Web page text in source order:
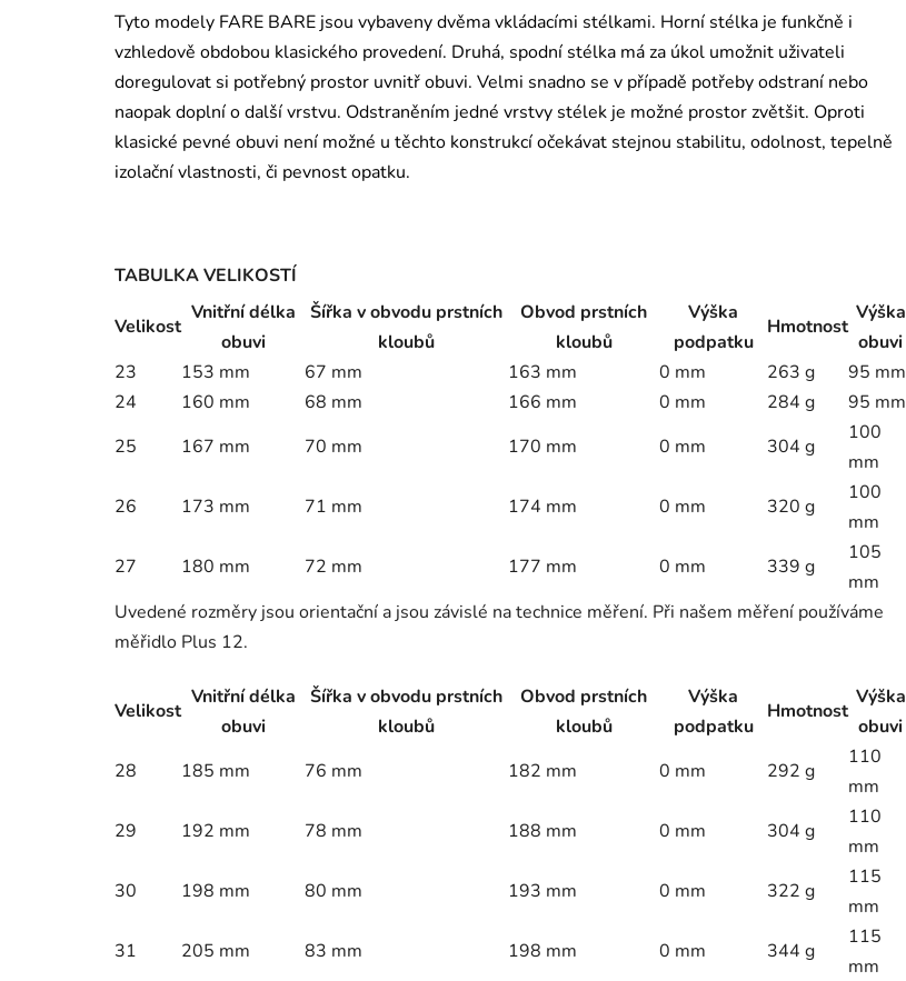
Tyto modely FARE BARE jsou vybaveny dvěma vkládacími stélkami. Horní stélka je funkčně i
vzhledově obdobou klasického provedení. Druhá, spodní stélka má za úkol umožnit uživateli
doregulovat si potřebný prostor uvnitř obuvi. Velmi snadno se v případě potřeby odstraní nebo
naopak doplní o další vrstvu. Odstraněním jedné vrstvy stélek je možné prostor zvětšit. Oproti
klasické pevné obuvi není možné u těchto konstrukcí očekávat stejnou stabilitu, odolnost, tepelně
izolační vlastnosti, či pevnost opatku.
TABULKA VELIKOSTÍ
Velikost
Vnitřní délka
obuvi
Šířka v obvodu prstních
kloubů
Obvod prstních
kloubů
Výška
podpatku
Hmotnost
Výška
obuvi
23
153 mm 67 mm 163 mm 0 mm 263 g
95 mm
24
160 mm 68 mm 166 mm 0 mm 284 g
95 mm
25
167 mm 70 mm 170 mm 0 mm 304 g
100
mm
26
173 mm 71 mm 174 mm 0 mm 320 g
100
mm
27
180 mm 72 mm 177 mm 0 mm 339 g
105
mm
Uvedené rozměry jsou orientační a jsou závislé na technice měření. Při našem měření používáme
měřidlo Plus 12.
Velikost
Vnitřní délka
obuvi
Šířka v obvodu prstních
kloubů
Obvod prstních
kloubů
Výška
podpatku
Hmotnost
Výška
obuvi
28
185 mm 76 mm 182 mm 0 mm 292 g
110
mm
29
192 mm 78 mm 188 mm 0 mm 304 g
110
mm
30
198 mm 80 mm 193 mm 0 mm 322 g
115
mm
31
205 mm 83 mm 198 mm 0 mm 344 g
115
mm